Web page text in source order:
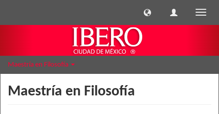
Maestría en Filosofía
Maestría en Filosofía